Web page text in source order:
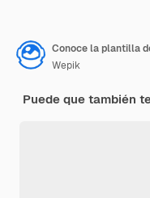
Conoce la plantilla
Wepik
Puede que también